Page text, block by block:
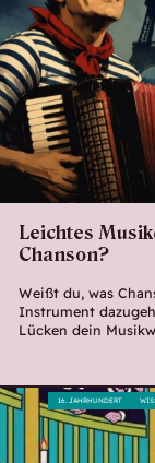
Leichtes
Chanson?
Weißt du, was
Instrument
Lücken dein
16. JAHRHUNDERT